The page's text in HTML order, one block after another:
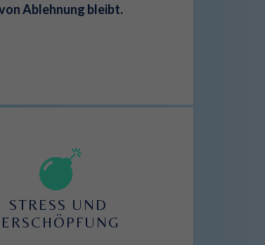
Ablehnung bleibt.
STRESS UND
ERSCHÖPFUNG